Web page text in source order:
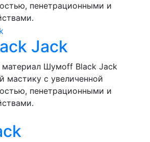
пенетрационными и
Jack
Шумоff Black Jack
мастику с увеличенной
пенетрационными и